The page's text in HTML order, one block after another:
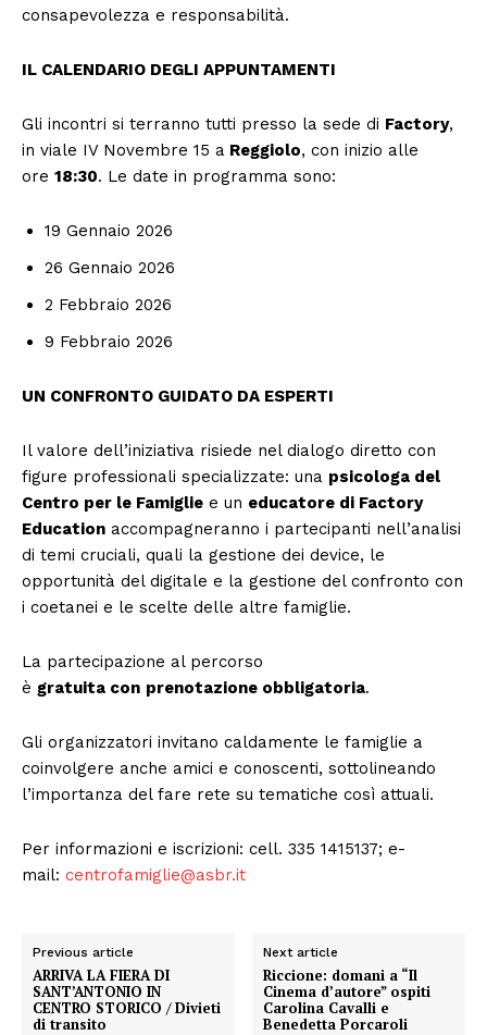
consapevolezza e responsabilità.
IL CALENDARIO DEGLI APPUNTAMENTI
Gli incontri si terranno tutti presso la sede di Factory,
in viale IV Novembre 15 a Reggiolo, con inizio alle
ore 18:30. Le date in programma sono:
19 Gennaio 2026
26 Gennaio 2026
2 Febbraio 2026
9 Febbraio 2026
UN CONFRONTO GUIDATO DA ESPERTI
Il valore dell’iniziativa risiede nel dialogo diretto con
figure professionali specializzate: una psicologa del
Centro per le Famiglie e un educatore di Factory
Education accompagneranno i partecipanti nell’analisi
di temi cruciali, quali la gestione dei device, le
opportunità del digitale e la gestione del confronto con
i coetanei e le scelte delle altre famiglie.
La partecipazione al percorso
è gratuita con prenotazione obbligatoria.
Gli organizzatori invitano caldamente le famiglie a
coinvolgere anche amici e conoscenti, sottolineando
l’importanza del fare rete su tematiche così attuali.
Per informazioni e iscrizioni: cell. 335 1415137; e-
mail: centrofamiglie@asbr.it
Previous article
ARRIVA LA FIERA DI
SANT’ANTONIO IN
CENTRO STORICO / Divieti
di transito
Next article
Riccione: domani a “Il
Cinema d’autore” ospiti
Carolina Cavalli e
Benedetta Porcaroli